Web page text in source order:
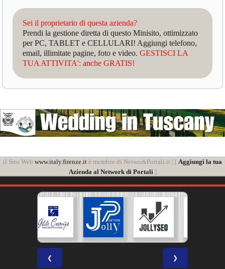
Sei il proprietario di questa azienda?
Prendi la gestione diretta di questo Minisito, ottimizzato
per PC, TABLET e CELLULARI! Aggiungi telefono,
email, illimitate pagine, foto e video.GESTISCI LA
TUA ATTIVITA': anche GRATIS!
il Sito Web www.italy.firenze.it è membro di NetworkPortali.it | [ Aggiungi la tua
Azienda al Network di Portali]
❮ ❯